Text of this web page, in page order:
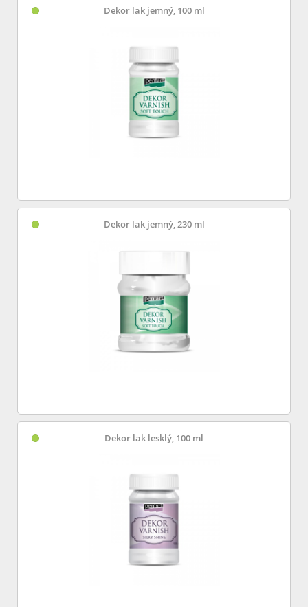
Dekor lak jemný, 100 ml
Dekor lak jemný, 230 ml
Dekor lak lesklý, 100 ml